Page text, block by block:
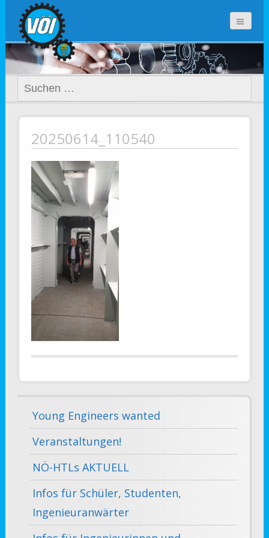
voi-noe.at
Suchen
nach:
20250614_110540
Young Engineers wanted
Veranstaltungen!
NÖ-HTLs AKTUELL
Infos für Schüler, Studenten,
Ingenieuranwärter